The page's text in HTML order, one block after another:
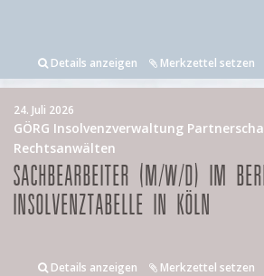
Details anzeigen Merkzettel setzen
24. Juli 2026
GÖRG Insolvenzverwaltung
Rechtsanwälten
SACHBEARBEITER (M/W/D) IM
INSOLVENZTABELLE IN KÖLN
Details anzeigen Merkzettel setzen